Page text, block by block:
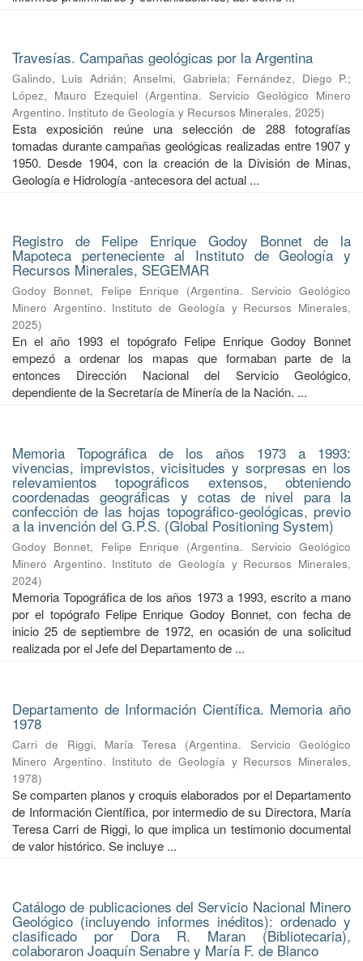
Travesías. Campañas geológicas por la Argentina
Galindo, Luis Adrián;Anselmi, Gabriela; Fernández, Diego P.;
López, Mauro Ezequiel (Argentina. Servicio Geológico Minero
Argentino. Instituto de Geología y Recursos Minerales, 2025)
Esta exposición reúne una selección de 288 fotografías
tomadas durante campañas geológicas realizadas entre 1907 y
1950. Desde 1904, con la creación de la División de Minas,
Geología e Hidrología -antecesora del actual ...
Registro de Felipe Enrique Godoy Bonnet de la
Mapoteca perteneciente al Instituto de Geología y
Recursos Minerales, SEGEMAR
Godoy Bonnet, Felipe Enrique (Argentina. Servicio Geológico
Minero Argentino. Instituto de Geología y Recursos Minerales,
2025)
En el año 1993 el topógrafo Felipe Enrique Godoy Bonnet
empezó a ordenar los mapas que formaban parte de la
entonces Dirección Nacional del Servicio Geológico,
dependiente de la Secretaría de Minería de la Nación. ...
Memoria Topográfica de los años 1973 a 1993:
vivencias, imprevistos, vicisitudes y sorpresas en los
relevamientos topográficos extensos, obteniendo
coordenadas geográficas y cotas de nivel para la
confección de las hojas topográfico-geológicas, previo
a la invención del G.P.S. (Global Positioning System)
Godoy Bonnet, Felipe Enrique (Argentina. Servicio Geológico
Minero Argentino. Instituto de Geología y Recursos Minerales,
2024)
Memoria Topográfica de los años 1973 a 1993, escrito a mano
por el topógrafo Felipe Enrique Godoy Bonnet, con fecha de
inicio 25 de septiembre de 1972, en ocasión de una solicitud
realizada por el Jefe del Departamento de ...
Departamento de Información Científica. Memoria año
1978
Carri de Riggi, María Teresa (Argentina. Servicio Geológico
Minero Argentino. Instituto de Geología y Recursos Minerales,
1978)
Se comparten planos y croquis elaborados por el Departamento
de Información Científica, por intermedio de su Directora, María
Teresa Carri de Riggi, lo que implica un testimonio documental
de valor histórico. Se incluye ...
Catálogo de publicaciones del Servicio Nacional Minero
Geológico (incluyendo informes inéditos): ordenado y
clasificado por Dora R. Maran (Bibliotecaria),
colaboraron Joaquín Senabre y María F. de Blanco